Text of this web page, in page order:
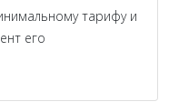
тарифу и
его